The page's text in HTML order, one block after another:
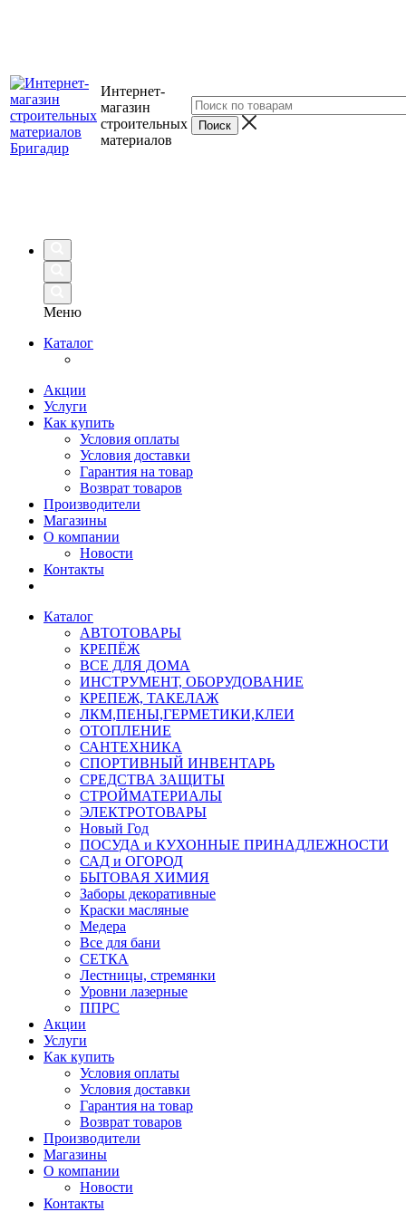
Интернет-
магазин
строительных
материалов
Меню
Каталог
Акции
Услуги
Как купить
Условия оплаты
Условия доставки
Гарантия на товар
Возврат товаров
Производители
Магазины
О компании
Новости
Контакты
Каталог
АВТОТОВАРЫ
КРЕПЁЖ
ВСЕ ДЛЯ ДОМА
ИНСТРУМЕНТ, ОБОРУДОВАНИЕ
КРЕПЕЖ, ТАКЕЛАЖ
ЛКМ,ПЕНЫ,ГЕРМЕТИКИ,КЛЕИ
ОТОПЛЕНИЕ
САНТЕХНИКА
СПОРТИВНЫЙ ИНВЕНТАРЬ
СРЕДСТВА ЗАЩИТЫ
СТРОЙМАТЕРИАЛЫ
ЭЛЕКТРОТОВАРЫ
Новый Год
ПОСУДА и КУХОННЫЕ ПРИНАДЛЕЖНОСТИ
САД и ОГОРОД
БЫТОВАЯ ХИМИЯ
Заборы декоративные
Краски масляные
Медера
Все для бани
СЕТКА
Лестницы, стремянки
Уровни лазерные
ППРС
Акции
Услуги
Как купить
Условия оплаты
Условия доставки
Гарантия на товар
Возврат товаров
Производители
Магазины
О компании
Новости
Контакты